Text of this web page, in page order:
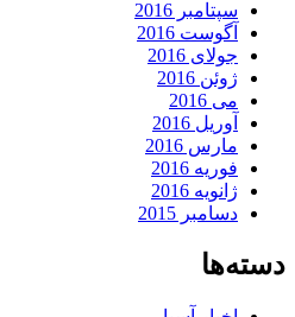
سپتامبر 2016
آگوست 2016
جولای 2016
ژوئن 2016
می 2016
آوریل 2016
مارس 2016
فوریه 2016
ژانویه 2016
دسامبر 2015
دسته‌ها